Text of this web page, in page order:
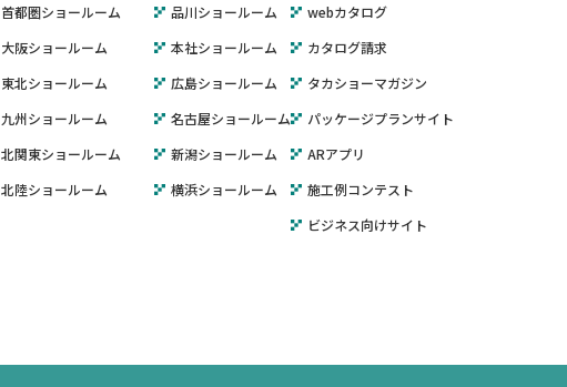
首都圏ショールーム
品川ショールーム
大阪ショールーム
本社ショールーム
東北ショールーム
広島ショールーム
九州ショールーム
名古屋ショールーム
北関東ショールーム
新潟ショールーム
北陸ショールーム
横浜ショールーム
webカタログ
カタログ請求
タカショーマガジン
パッケージプランサイト
ARアプリ
施工例コンテスト
ビジネス向けサイト